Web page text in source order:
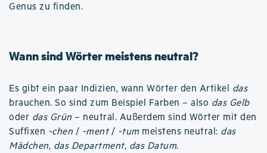
Genus zu finden.
Wann sind Wörter meistens neutral?
Es gibt ein paar Indizien, wann Wörter den Artikel das
brauchen. So sind zum Beispiel Farben – also das Gelb
oder das Grün – neutral. Außerdem sind Wörter mit den
Suffixen -chen / -ment/ -tummeistens neutral: das
Mädchen, das Department, das Datum.